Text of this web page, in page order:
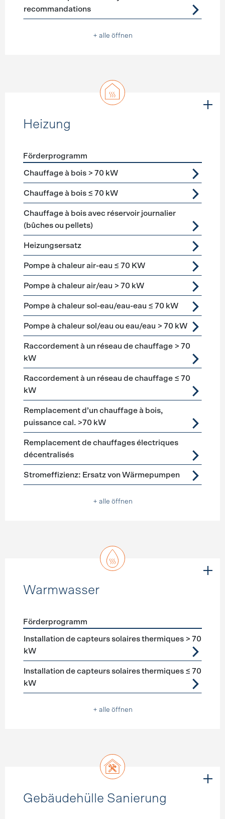
recommandations
+ alle öffnen
Heizung
Förderprogramme Heizung
Förderprogramm
Chauffage à bois > 70 kW
Chauffage à bois ≤ 70 kW
Chauffage à bois avec réservoir journalier
(bûches ou pellets)
Heizungsersatz
Pompe à chaleur air-eau ≤ 70 KW
Pompe à chaleur air/eau > 70 kW
Pompe à chaleur sol-eau/eau-eau ≤ 70 kW
Pompe à chaleur sol/eau ou eau/eau > 70 kW
Raccordement à un réseau de chauffage > 70
kW
Raccordement à un réseau de chauffage ≤ 70
kW
Remplacement d’un chauffage à bois,
puissance cal. >70 kW
Remplacement de chauffages électriques
décentralisés
Stromeffizienz: Ersatz von Wärmepumpen
+ alle öffnen
Warmwasser
Förderprogramme Warmwasser
Förderprogramm
Installation de capteurs solaires thermiques > 70
kW
Installation de capteurs solaires thermiques ≤ 70
kW
+ alle öffnen
Gebäudehülle Sanierung